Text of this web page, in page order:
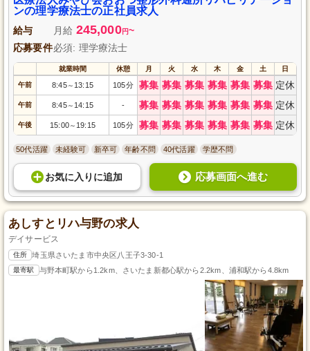
ンの理学療法士の正社員求人
給与 月給 245,000円~
応募要件必須: 理学療法士
就業時間 休憩 月 火 水 木 金 土 日
午前 8:45～ 13:15 105分 募集 募集 募集 募集 募集 募集 定休
午前 8:45～ 14:15 - 募集 募集 募集 募集 募集 募集 定休
午後 15:00～ 19:15 105分 募集 募集 募集 募集 募集 募集 定休
50代活躍 未経験可 新卒可 年齢不問 40代活躍 学歴不問
お気に入り に追加 応募画面へ進む
あしすとリハ与野の求人
デイサービス
住所 埼玉県さいたま市中央区八王子3-30-1
最寄駅 与野本町駅から1.2km、さいたま新都心駅から2.2km、浦和駅から4.8km